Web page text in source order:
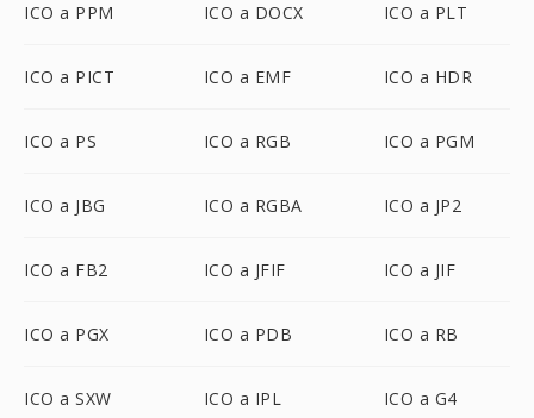
ICO a PPM ICO a DOCX ICO a PLT
ICO a PICT ICO a EMF ICO a HDR
ICO a PS ICO a RGB ICO a PGM
ICO a JBG ICO a RGBA ICO a JP2
ICO a FB2 ICO a JFIF ICO a JIF
ICO a PGX ICO a PDB ICO a RB
ICO a SXW ICO a IPL ICO a G4